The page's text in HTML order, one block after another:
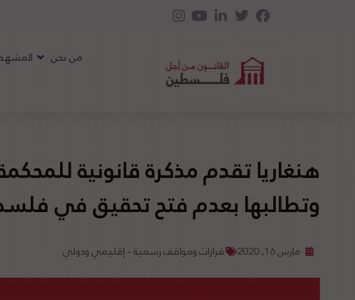
من نحن
هنغاريا تقدم مذكرة قانونية للمحكمة
وتطالبها بعدم فتح تحقيق في
مارس 16, 2020 قرارات ومواقف رسمية - إقليمي ودولي